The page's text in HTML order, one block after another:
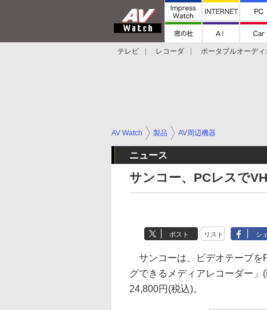
テレビ レコーダ
ポータブルオーディ
AV Watch 製品 AV周辺機器
ニュース
サンコー、PCレスで
ポスト リスト シ
サンコーは、ビデオテープを
グできるメディアレコーダー
24,800円(税込)。